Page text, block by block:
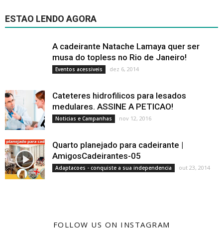
ESTAO LENDO AGORA
A cadeirante Natache Lamaya quer ser
musa do topless no Rio de Janeiro!
Eventos acessiveis dez 6, 2014
Cateteres hidrofilicos para lesados
medulares. ASSINE A PETICAO!
Noticias e Campanhas nov 12, 2016
Quarto planejado para cadeirante |
AmigosCadeirantes-05
Adaptacoes - conquiste a sua independencia out 23, 2014
FOLLOW US ON INSTAGRAM